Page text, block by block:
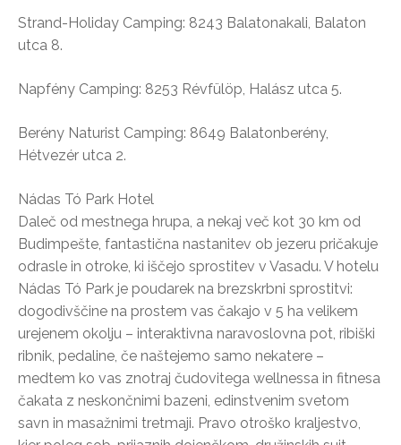
Strand-Holiday Camping: 8243 Balatonakali, Balaton
utca 8.
Napfény Camping: 8253 Révfülöp, Halász utca 5.
Berény Naturist Camping: 8649 Balatonberény,
Hétvezér utca 2.
Nádas Tó Park Hotel
Daleč od mestnega hrupa, a nekaj več kot 30 km od
Budimpešte, fantastična nastanitev ob jezeru pričakuje
odrasle in otroke, ki iščejo sprostitev v Vasadu. V hotelu
Nádas Tó Park je poudarek na brezskrbni sprostitvi:
dogodivščine na prostem vas čakajo v 5 ha velikem
urejenem okolju – interaktivna naravoslovna pot, ribiški
ribnik, pedaline, če naštejemo samo nekatere –
medtem ko vas znotraj čudovitega wellnessa in fitnesa
čakata z neskončnimi bazeni, edinstvenim svetom
savn in masažnimi tretmaji. Pravo otroško kraljestvo,